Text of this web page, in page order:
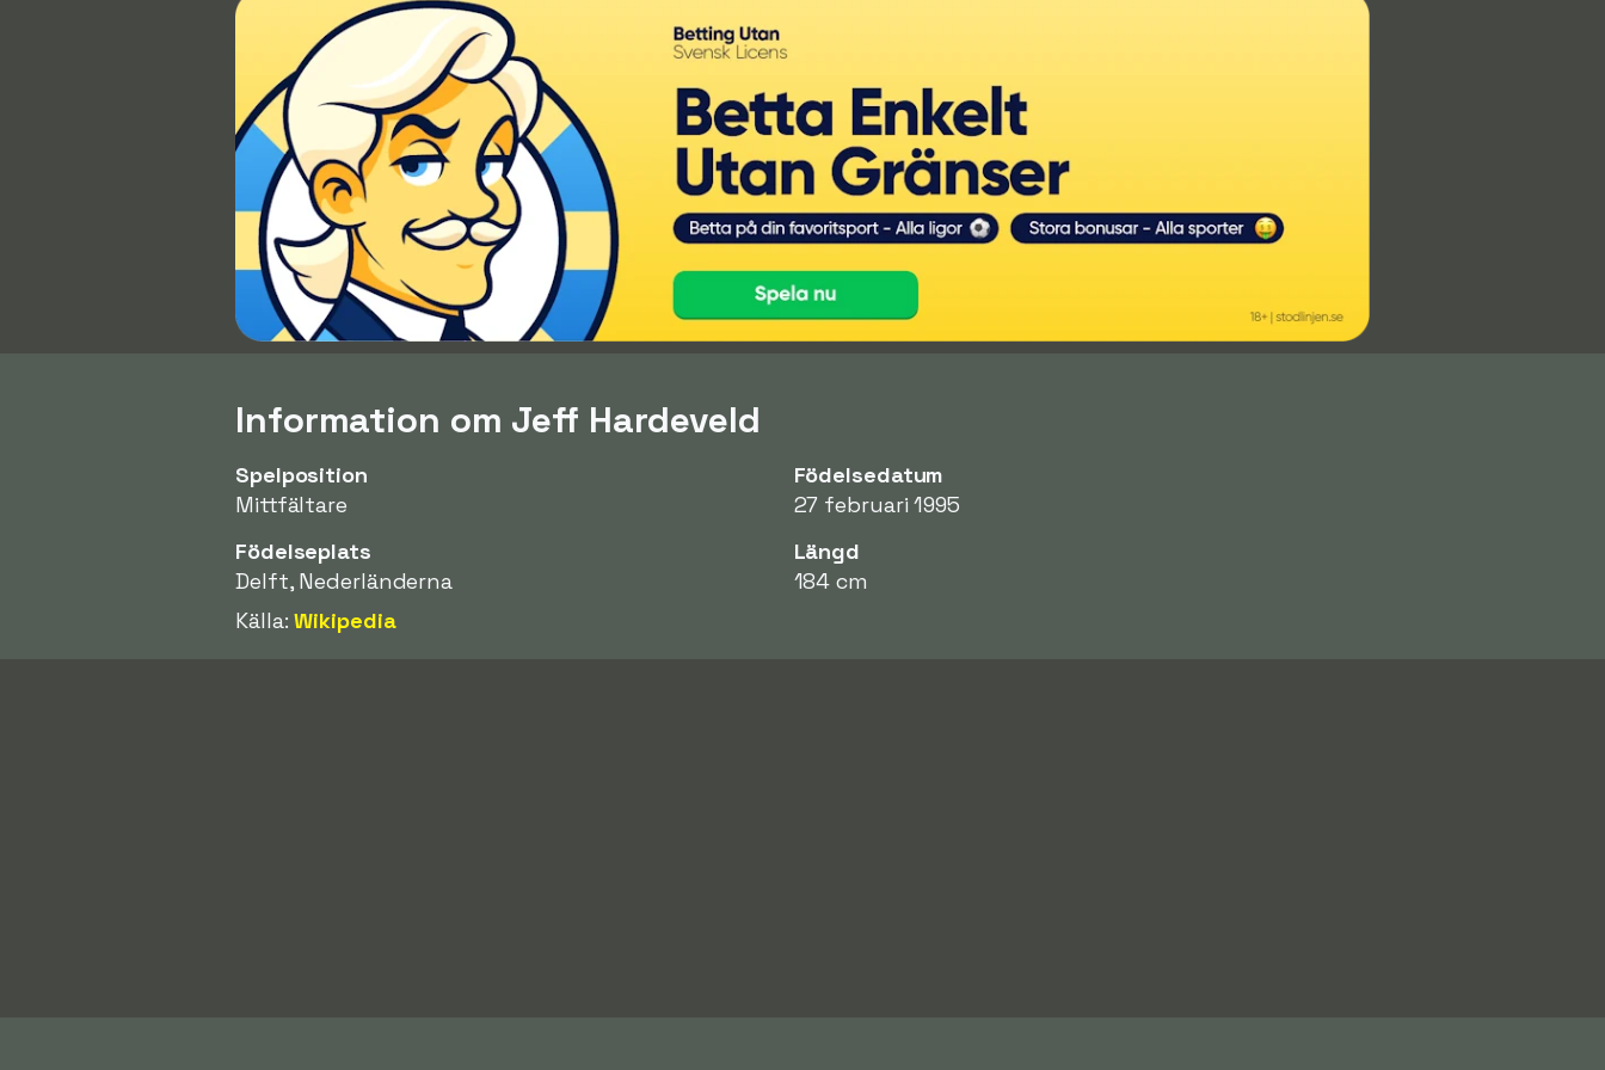
Information om Jeff Hardeveld
Spelposition
Mittfältare
Födelsedatum
27 februari 1995
Födelseplats
Delft, Nederländerna
Längd
184 cm
Källa:Wikipedia